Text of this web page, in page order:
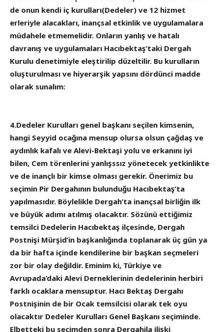
de onun kendi iç kurulları(Dedeler) ve 12 hizmet
erleriyle alacakları, inançsal etkinlik ve uygulamalara
müdahele etmemelidir. Onların yanlış ve hatalı
davranış ve uygulamaları Hacıbektaş’taki Dergah
Kurulu denetimiyle eleştirilip düzeltilir. Bu kurulların
oluşturulması ve hiyerarşik yapsını dördünci madde
olarak sunalım:
4.Dedeler Kurulları genel başkanı seçilen kimsenin,
hangi Seyyid ocağına mensup olursa olsun çağdaş ve
aydınlık kafalı ve Alevi-Bektaşi yolu ve erkanını iyi
bilen, Cem törenlerini yanlışssız yönetecek yetkinlikte
ve de inançlı bir kimse olması gerekir. Önerimiz bu
seçimin Pir Dergahının bulunduğu Hacıbektaş’ta
yapılmasıdır. Böylelikle Dergah’ta inançsal birliğin ilk
ve büyük adımı atılmış olacaktır. Sözünü ettiğimiz
temsilci Dedelerin Hacıbektaş ilçesinde, Dergah
Postnişi Mürşid’in başkanlığında toplanarak üç gün ya
da bir hafta içinde kendilerine bir başkan seçmeleri
zor bir olay değildir. Eminim ki, Türkiye ve
Avrupada’daki Alevi Derneklerinin dedelerinin herbiri
farklı ocaklara mensuptur. Hacı Bektaş Dergahı
Postnişinin de bir Ocak temsilcisi olarak tek oyu
olacaktır Dedeler Kurulları Genel Başkanı seçiminde.
Elbetteki bu seçimden sonra Dergahila ilişki